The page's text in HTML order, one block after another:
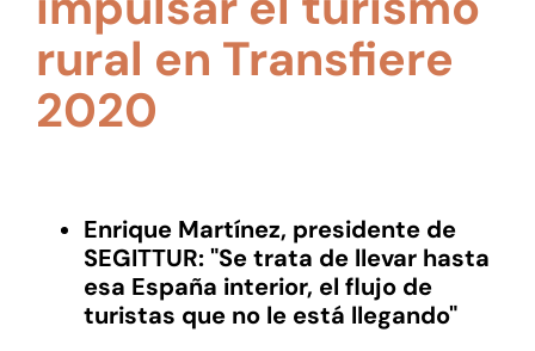
rural en Transfiere
2020
Enrique Martínez, presidente de
SEGITTUR: "Se trata de llevar hasta
esa España interior, el flujo de
turistas que no le está llegando"